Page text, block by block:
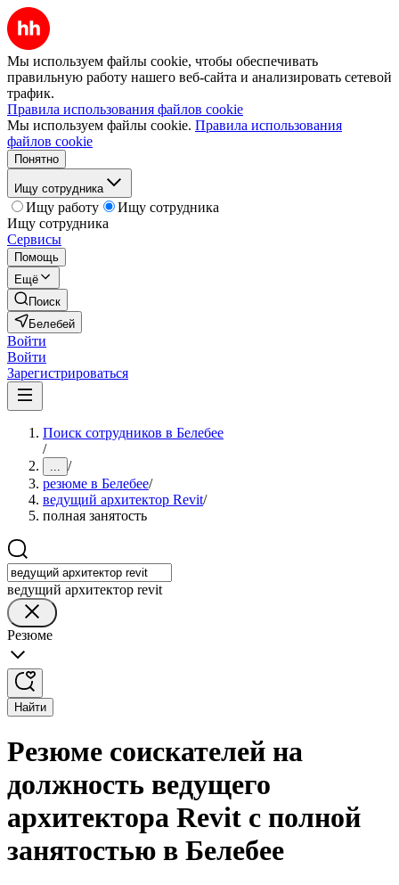
Мы используем файлы cookie, чтобы обеспечивать
правильную работу нашего веб-сайта и анализировать сетевой
трафик.
Правила использования файлов cookie
Мы используем файлы cookie. Правила использования
файлов cookie
Понятно
Ищу сотрудника
Ищу работу
Ищу сотрудника
Ищу сотрудника
Сервисы
Помощь
Ещё
Поиск
Белебей
Войти
Войти
Зарегистрироваться
Поиск сотрудников в Белебее
/
... /
резюме в Белебее/
ведущий архитектор Revit/
полная занятость
ведущий архитектор revit
Резюме
Найти
Резюме соискателей на
должность ведущего
архитектора Revit с полной
занятостью в Белебее